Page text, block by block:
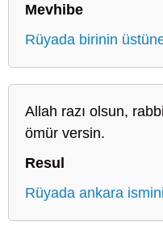
Mevhibe
Rüyada birinin
Allah razı olsun,
ömür versin.
Resul
Rüyada ankara